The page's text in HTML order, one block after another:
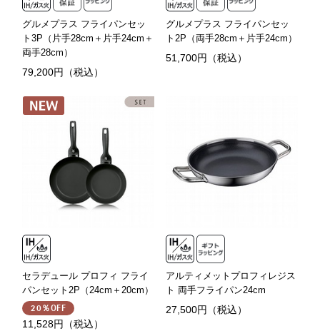
グルメプラス フライパンセッ
ト3P（片手28cm＋片手24cm＋
両手28cm）
79,200円（税込）
グルメプラス フライパンセッ
ト2P（両手28cm＋片手24cm）
51,700円（税込）
セラデュール プロフィ フライ
パンセット2P（24cm＋20cm）
20％OFF
11,528円（税込）
アルティメットプロフィレジス
ト 両手フライパン24cm
27,500円（税込）